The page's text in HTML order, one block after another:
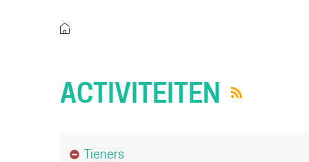
Startpagina
ACTIVITEITEN
Je hebt gezocht op
Tieners